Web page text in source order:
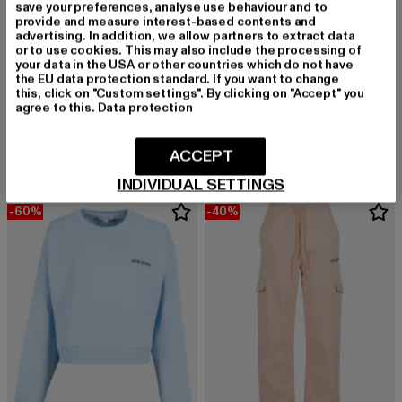
9N1M SENSE
Essential
15,00 EUR
Derzeitiger Preis: 15,00 EUR
29,99 EURAktionspreis: 29,99 EUR
9N1M SENSE
20,00 EUR
Derzeitiger Preis: 20,00 EUR
-60% -40%
save your preferences, analyse use behaviour and to
provide and measure interest-based contents and
advertising. In addition, we allow partners to extract data
or to use cookies. This may also include the processing of
your data in the USA or other countries which do not have
the EU data protection standard. If you want to change
this, click on "Custom settings". By clicking on "Accept" you
agree to this. Data protection
INDIVIDUAL SETTINGS
ACCEPT